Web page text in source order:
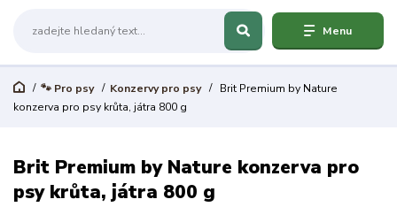
Menu
🐾 Pro psy Konzervy pro psy
Brit Premium by Nature
konzerva pro psy krůta, játra 800 g
Brit Premium by Nature konzerva pro
psy krůta, játra 800 g